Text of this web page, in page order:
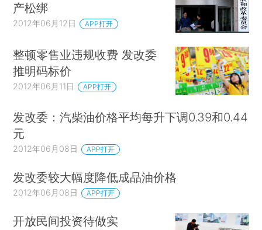
产松绑
2012年06月12日 APP打开
整顿零售业违规收费 发改委
推明码标价
2012年06月11日 APP打开
发改委：汽柴油价格平均每升下调0.39和0.44
元
2012年06月08日 APP打开
发改委较大幅度降低成品油价格
2012年06月08日 APP打开
开放民间投资待做实